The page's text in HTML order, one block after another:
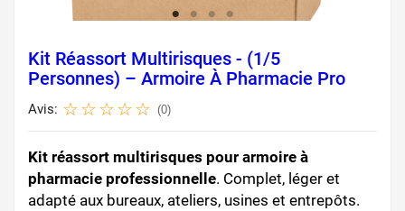
Kit Réassort Multirisques - (1/5
Personnes) – Armoire À Pharmacie Pro
Avis: (0)
Kit réassort multirisques pour armoire à
pharmacie professionnelle. Complet, léger et
adapté aux bureaux, ateliers, usines et entrepôts.